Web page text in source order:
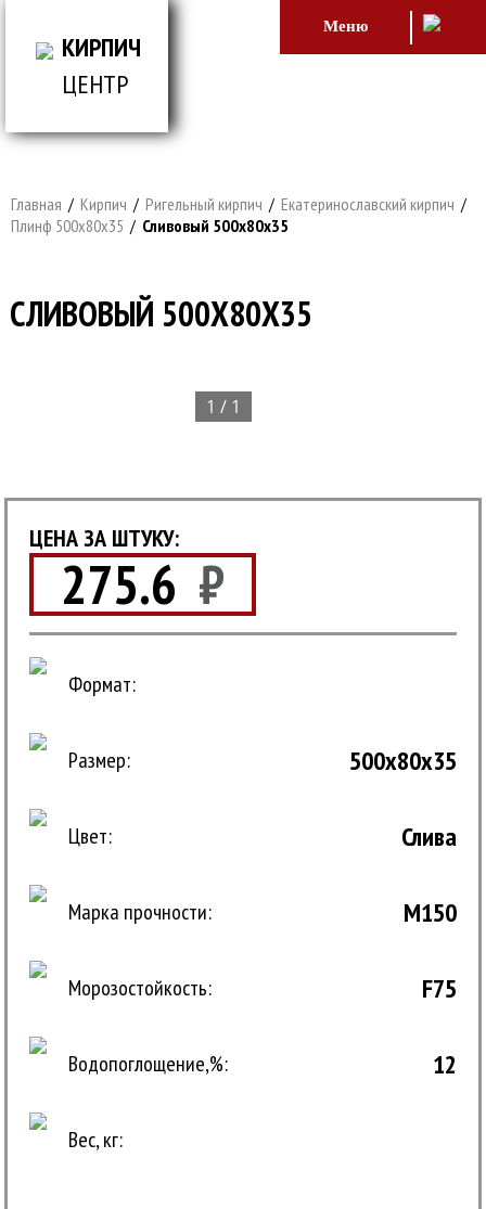
КИРПИЧ
ЦЕНТР
Меню
Главная / Кирпич / Ригельный кирпич / Екатеринославский кирпич /
Плинф 500х80х35 / Сливовый 500х80х35
СЛИВОВЫЙ 500Х80Х35
1 / 1
ЦЕНА ЗА ШТУКУ:
275.6 ₽
Формат:
Размер: 500x80x35
Цвет: Слива
Марка прочности: М150
Морозостойкость: F75
Водопоглощение,%: 12
Вес, кг: